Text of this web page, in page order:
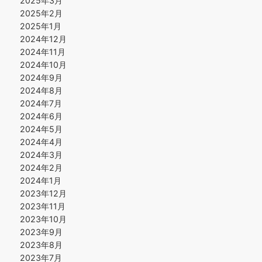
2025年2月
2025年1月
2024年12月
2024年11月
2024年10月
2024年9月
2024年8月
2024年7月
2024年6月
2024年5月
2024年4月
2024年3月
2024年2月
2024年1月
2023年12月
2023年11月
2023年10月
2023年9月
2023年8月
2023年7月